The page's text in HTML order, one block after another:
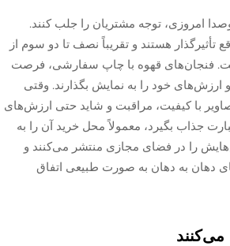
امروزی، توجه مشتریان را جلب کنند.
هستند و تقریباً نصف تا دو سوم از
فنجان‌های قهوه با چاپ سفارشی، فرصت
ارزش‌های خود را به نمایش بگذارند. وقتی
با کیفیت، مراقبت و شاید حتی ارزش‌های
جذاب بگیرد، معمولاً محل خرید آن را به
را در فضای مجازی منتشر می‌کنند و
دهان به دهان به صورت طبیعی اتفاق
می‌کنند